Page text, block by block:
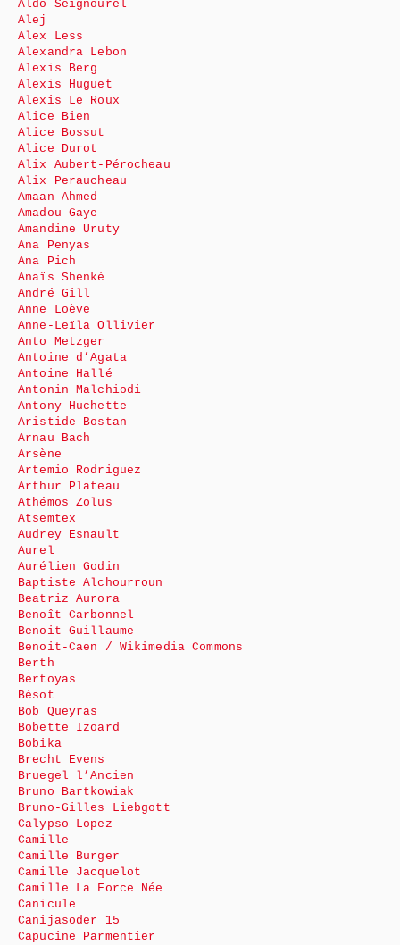
Aldo Seignourel
Alej
Alex Less
Alexandra Lebon
Alexis Berg
Alexis Huguet
Alexis Le Roux
Alice Bien
Alice Bossut
Alice Durot
Alix Aubert-Pérocheau
Alix Peraucheau
Amaan Ahmed
Amadou Gaye
Amandine Uruty
Ana Penyas
Ana Pich
Anaïs Shenké
André Gill
Anne Loève
Anne-Leïla Ollivier
Anto Metzger
Antoine d’Agata
Antoine Hallé
Antonin Malchiodi
Antony Huchette
Aristide Bostan
Arnau Bach
Arsène
Artemio Rodriguez
Arthur Plateau
Athémos Zolus
Atsemtex
Audrey Esnault
Aurel
Aurélien Godin
Baptiste Alchourroun
Beatriz Aurora
Benoît Carbonnel
Benoit Guillaume
Benoit-Caen / Wikimedia Commons
Berth
Bertoyas
Bésot
Bob Queyras
Bobette Izoard
Bobika
Brecht Evens
Bruegel l’Ancien
Bruno Bartkowiak
Bruno-Gilles Liebgott
Calypso Lopez
Camille
Camille Burger
Camille Jacquelot
Camille La Force Née
Canicule
Canijasoder 15
Capucine Parmentier